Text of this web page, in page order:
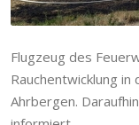
Flugzeug des
Rauchentwicklung
Ahrbergen.